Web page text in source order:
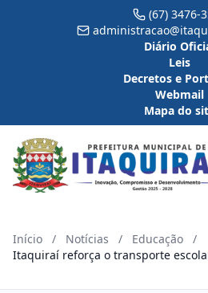
(67) 3476-
Diário
Leis
Decretos e
Webmail
Mapa do
Início / Notícias / Educação
/
Itaquiraí reforça o transporte